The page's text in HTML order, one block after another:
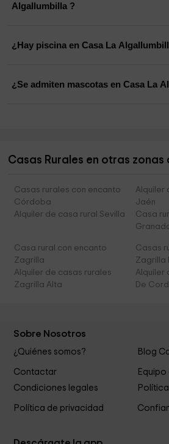
Algallumbilla ?
¿Hay piscina en Casa La
¿Se admiten mascotas en Casa La
Casas Rurales en otras zonas
Casas rurales con encanto
Córdoba
Alquiler
Jaén
Alquiler de casa rural Sevilla
Casa
Casa rural con encanto
Zagrilla
Casas
Zagrilla
Alquiler de casas rurales
Zagrilla Alta
Alquiler
De
Sobre Nosotros
¿Quiénes somos? Blog
Contactar
Equipo
Condiciones legales
Política de privacidad